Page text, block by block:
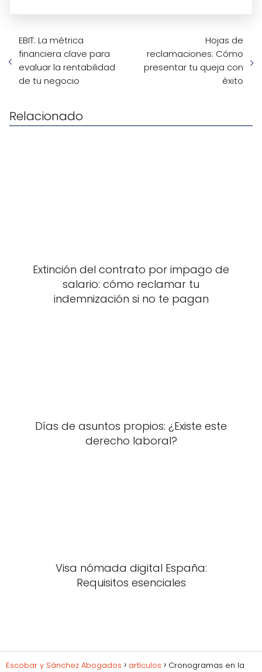
EBIT: La métrica
financiera clave para
evaluar la rentabilidad
de tu negocio
Hojas de
reclamaciones: Cómo
presentar tu queja con
éxito
Relacionado
Extinción del contrato por impago de
salario: cómo reclamar tu
indemnización si no te pagan
Días de asuntos propios: ¿Existe este
derecho laboral?
Visa nómada digital España:
Requisitos esenciales
Escobar y Sánchez Abogados artículos
Cronogramas en la